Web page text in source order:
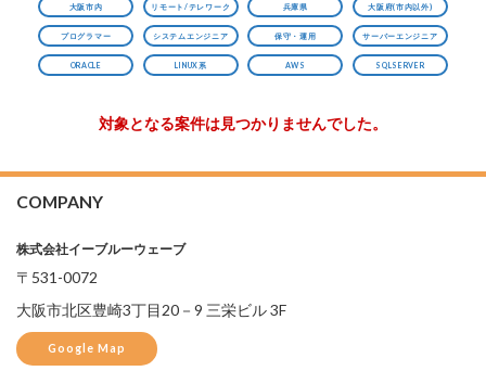
大阪市内 リモート/テレワーク 兵庫県 大阪府(市内以外)
プログラマー システムエンジニア 保守・運用 サーバーエンジニア
ORACLE LINUX系 AWS SQLSERVER
対象となる案件は見つかりませんでした。
COMPANY
株式会社イーブルーウェーブ
〒531-0072
大阪市北区豊崎3丁目20－9 三栄ビル 3F
Google Map